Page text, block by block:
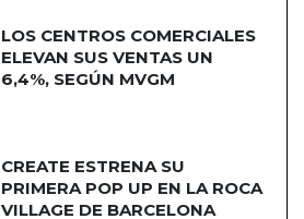
LOS CENTROS COMERCIALES
ELEVAN SUS VENTAS UN
6,4%, SEGÚN MVGM
CREATE ESTRENA SU
PRIMERA POP UP EN LA ROCA
VILLAGE DE BARCELONA